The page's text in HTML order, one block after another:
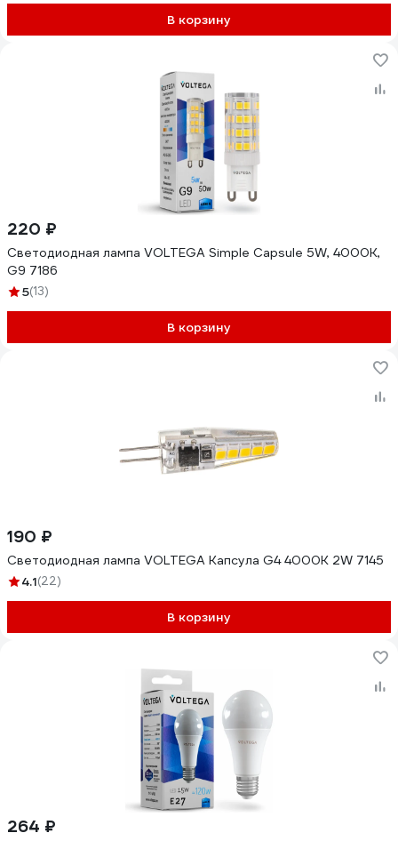
В корзину
220 ₽
Светодиодная лампа VOLTEGA Simple Capsule 5W, 4000K,
G9 7186
5(13)
В корзину
190 ₽
Светодиодная лампа VOLTEGA Капсула G4 4000К 2W 7145
4.1(22)
В корзину
264 ₽